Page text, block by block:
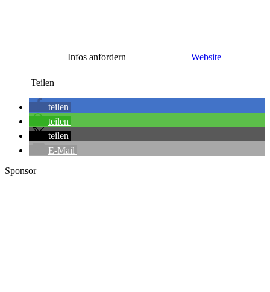
Infos anfordern Website
Teilen
teilen
teilen
teilen
E-Mail
Sponsor